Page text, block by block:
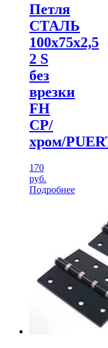
Петля
СТАЛЬ
100х75х2,5
2 S
без
врезки
FH
СР/
хром/
170
руб.
Подробнее